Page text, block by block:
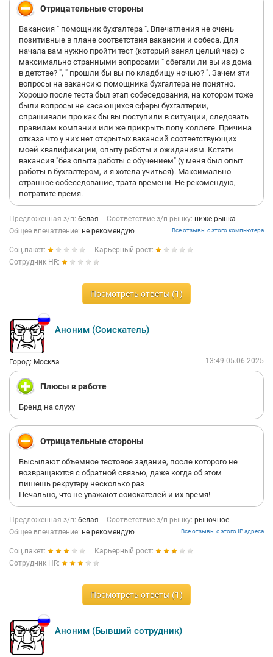
Отрицательные стороны
Вакансия " помощник бухгалтера ". Впечатления не очень
позитивные в плане соответствия вакансии и собеса. Для
начала вам нужно пройти тест (который занял целый час) с
максимально странными вопросами " сбегали ли вы из дома
в детстве? ", " прошли бы вы по кладбищу ночью? ". Зачем эти
вопросы на вакансию помощника бухгалтера не понятно.
Хорошо после теста был этап собеседования, на котором тоже
были вопросы не касающихся сферы бухгалтерии,
спрашивали про как бы вы поступили в ситуации, следовать
правилам компании или же прикрыть попу коллеге. Причина
отказа что у них нет открытых вакансий соответствующих
моей квалификации, опыту работы и ожиданиям. Кстати
вакансия "без опыта работы с обучением" (у меня был опыт
работы в бухгалтером, и я хотела учиться). Максимально
странное собеседование, трата времени. Не рекомендую,
потратите время.
Предложенная з/п: белая Соответствие з/п рынку: ниже рынка
Общее впечатление: не рекомендую Все отзывы с этого компьютера
Соц.пакет:
Карьерный рост:
Сотрудник HR:
Посмотреть ответы (1)
Аноним (Соискатель)
Город: Москва 13:49 05.06.2025
Плюсы в работе
Бренд на слуху
Отрицательные стороны
Высылают объемное тестовое задание, после которого не
возвращаются с обратной связью, даже когда об этом
пишешь рекрутеру несколько раз
Печально, что не уважают соискателей и их время!
Предложенная з/п: белая Соответствие з/п рынку: рыночное
Общее впечатление: не рекомендую Все отзывы с этого IP адреса
Соц.пакет:
Карьерный рост:
Сотрудник HR:
Посмотреть ответы (1)
Аноним (Бывший сотрудник)